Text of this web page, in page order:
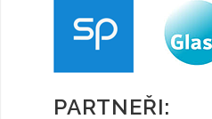
PARTNEŘI: